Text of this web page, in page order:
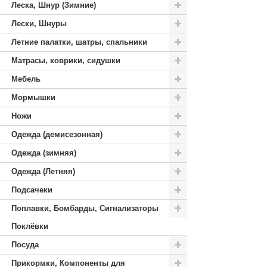
Леска, Шнур (Зимние)
Лески, Шнуры
Летние палатки, шатры, спальники
Матрасы, коврики, сидушки
Мебель
Мормышки
Ножи
Одежда (демисезонная)
Одежда (зимняя)
Одежда (Летняя)
Подсачеки
Поплавки, Бомбарды, Сигнализаторы
Поклёвки
Посуда
Прикормки, Компоненты для